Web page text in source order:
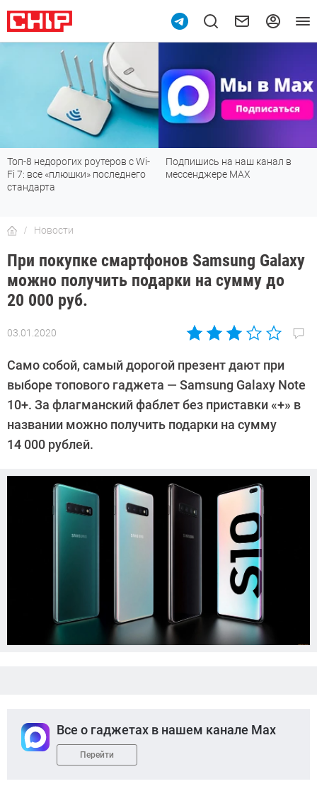
Топ-8 недорогих роутеров с Wi-
Fi 7: все «плюшки» последнего
стандарта
Подпишись на наш канал в
мессенджере МАХ
Новости
При покупке смартфонов Samsung Galaxy
можно получить подарки на сумму до
20 000 руб.
03.01.2020
Автор:
Кошик
Само собой, самый дорогой презент дают при
выборе топового гаджета — Samsung Galaxy Note
10+. За флагманский фаблет без приставки «+» в
названии можно получить подарки на сумму
14 000 рублей.
Все о гаджетах в нашем канале Max
Перейти